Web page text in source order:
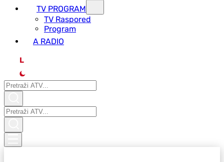
TV PROGRAM
ТV Raspored
Program
A RADIO
L